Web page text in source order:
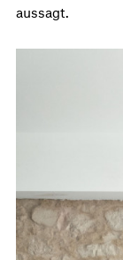
aussagt.